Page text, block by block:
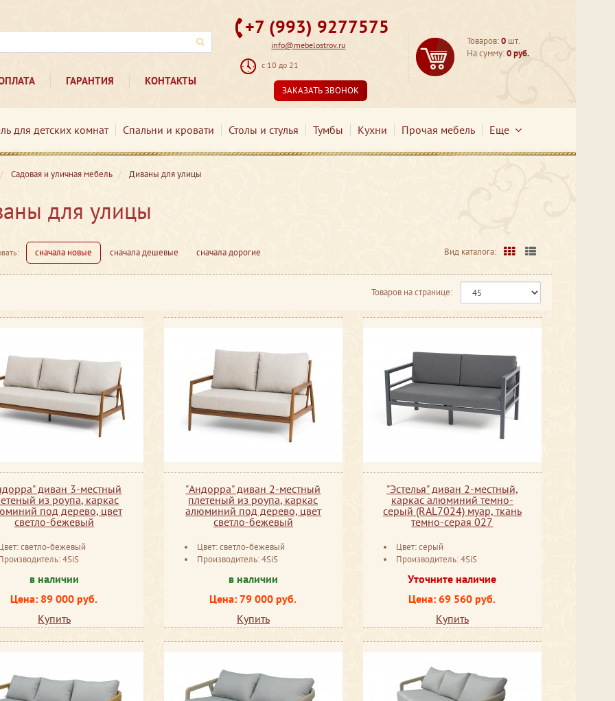
ГАРАНТИЯ КОНТАКТЫ
+7 (993) 9277575
info@mebelostrov.ru
с 10 до 21
ЗАКАЗАТЬ ЗВОНОК
Товаров:0 шт.
На сумму:0 руб.
для детских комнат Спальни и кровати Столы и стулья Тумбы Кухни Прочая мебель Еще
Садовая и уличная мебель Диваны для улицы
для улицы
сначала новые сначала дешевые сначала дорогие Вид каталога:
Товаров на странице:
диван 3-местный
из роупа, каркас
под дерево, цвет
светло-бежевый
светло-бежевый
4SiS
в наличии
Цена: 89 000 руб.
Купить
"Андорра" диван 2-местный
плетеный из роупа, каркас
алюминий под дерево, цвет
светло-бежевый
Цвет: светло-бежевый
Производитель: 4SiS
в наличии
Цена: 79 000 руб.
Купить
"Эстелья" диван 2-местный,
каркас алюминий темно-
серый (RAL7024) муар, ткань
темно-серая 027
Цвет: серый
Производитель: 4SiS
Уточните наличие
Цена: 69 560 руб.
Купить